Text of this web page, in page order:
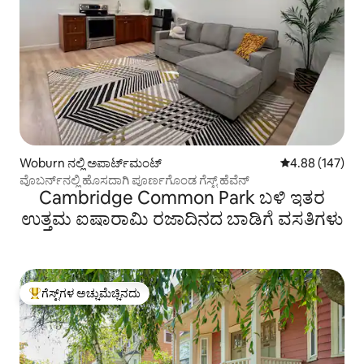
Woburn ನಲ್ಲಿ ಅಪಾರ್ಟ್‌ಮಂಟ್ 5 ರಲ್ಲಿ 4.88
4.88 (147)
ವೊಬರ್ನ್‌ನಲ್ಲಿ ಹೊಸದಾಗಿ ಪೂರ್ಣಗೊಂಡ ಗೆಸ್ಟ್ ಹೆವೆನ್
Cambridge Common Park ಬಳಿ ಇತರ
ಉತ್ತಮ ಐಷಾರಾಮಿ ರಜಾದಿನದ ಬಾಡಿಗೆ ವಸತಿಗಳು
ಗೆಸ್ಟ್‌ಗಳಿಗೆ ಅತಿ ಹೆಚ್ಚು ಅಚ್ಚುಮೆಚ್ಚಿನದು
ಗೆಸ್ಟ್‌ಗಳ ಅಚ್ಚುಮೆಚ್ಚಿನದು